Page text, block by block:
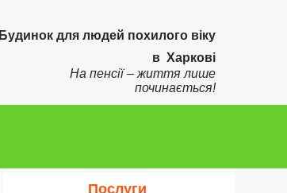
Будинок для людей похилого віку
в Харкові
На пенсії – життя лише
починається!
Послуги